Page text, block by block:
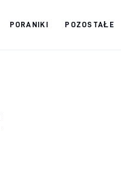
PORANIKI POZOSTAŁE